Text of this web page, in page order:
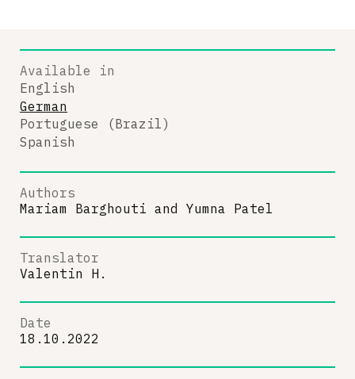
Available in
English
German
Portuguese (Brazil)
Spanish
Authors
Mariam Barghouti and Yumna Patel
Translator
Valentin H.
Date
18.10.2022